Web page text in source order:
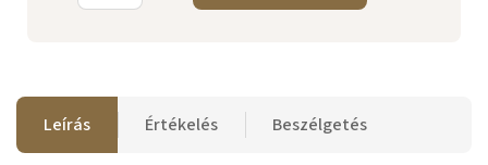
Leírás Értékelés Beszélgetés